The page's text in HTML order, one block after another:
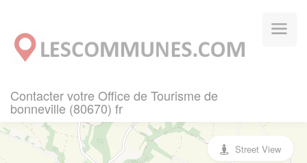
Contacter votre Office de Tourisme de
bonneville (80670) fr
Street View